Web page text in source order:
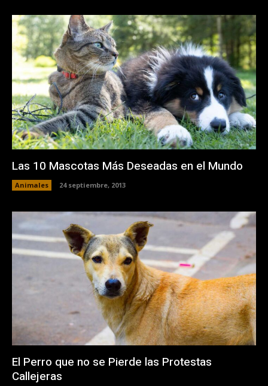
Las 10 Mascotas Más Deseadas en el Mundo
Animales 24 septiembre, 2013
El Perro que no se Pierde las Protestas
Callejeras